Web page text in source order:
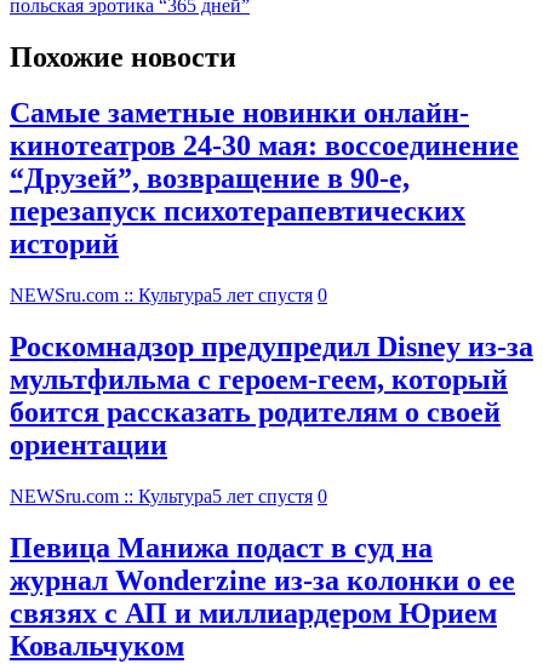
польская эротика “365 дней”
Похожие новости
Самые заметные новинки онлайн-
кинотеатров 24-30 мая: воссоединение
“Друзей”, возвращение в 90-е,
перезапуск психотерапевтических
историй
NEWSru.com :: Культура5 лет спустя 0
Роскомнадзор предупредил Disney из-за
мультфильма c героем-геем, который
боится рассказать родителям о своей
ориентации
NEWSru.com :: Культура5 лет спустя 0
Певица Манижа подаст в суд на
журнал Wonderzine из-за колонки о ее
связях с АП и миллиардером Юрием
Ковальчуком